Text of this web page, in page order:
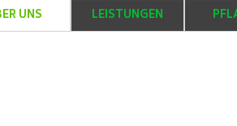
UNS LEISTUNGEN